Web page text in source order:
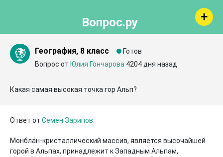
Вопрос.ру
География, 8 класс
Готов
Вопрос от Юлия Гончарова 4204 дня назад
Какая самая высокая точка гор Альп?
Ответ от Семен Зарипов
Монбла́н-кристаллический массив, является высочайшей
горой в Альпах, принадлежит к Западным Альпам,